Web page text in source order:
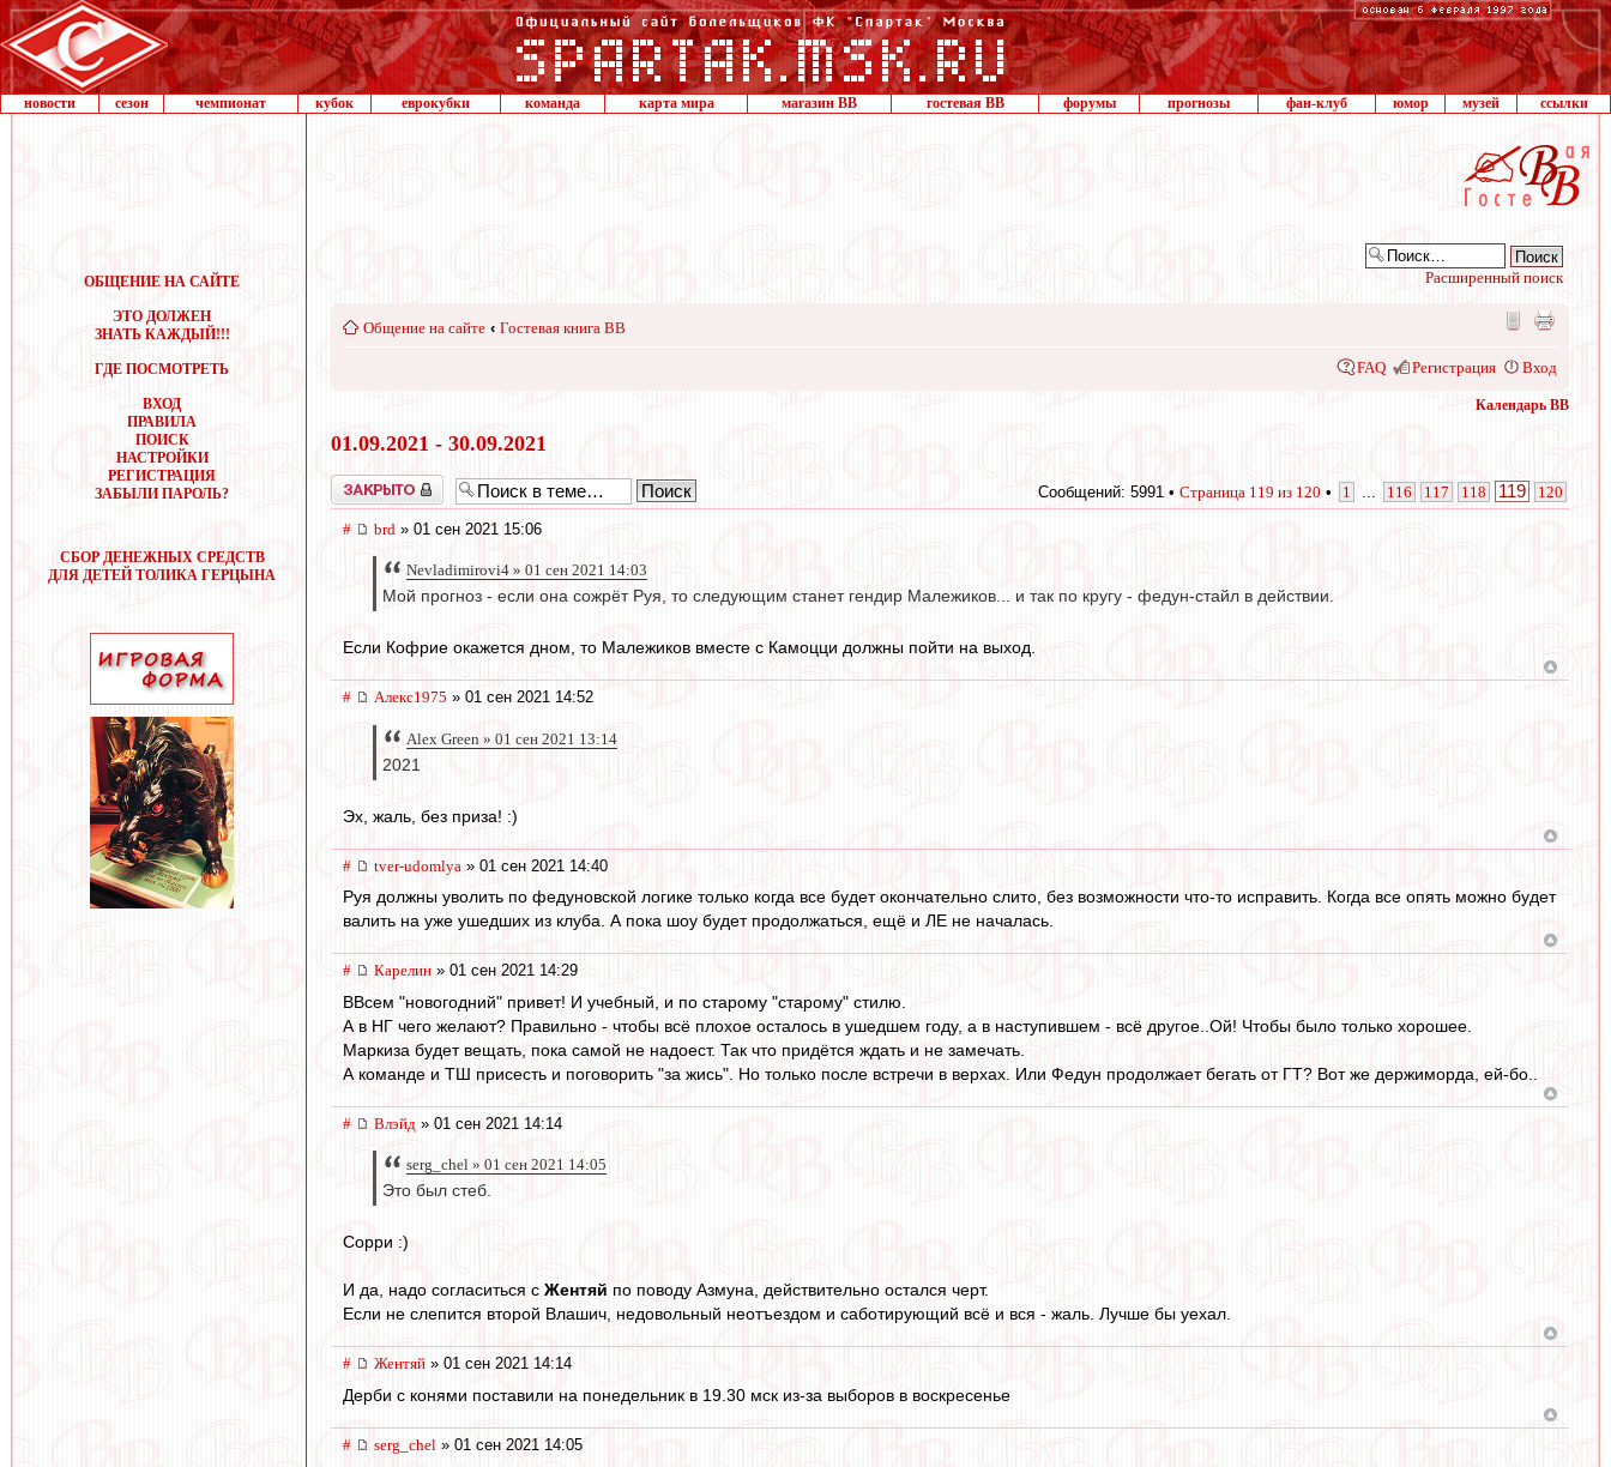
новости сезон чемпионат кубок еврокубки команда карта мира магазин ВВ гостевая ВВ форумы прогнозы фан-клуб юмор музей ссылки
ОБЩЕНИЕ НА САЙТЕ
ЭТО ДОЛЖЕН
ЗНАТЬ КАЖДЫЙ!!!
ГДЕ ПОСМОТРЕТЬ
ВХОД
ПРАВИЛА
ПОИСК
НАСТРОЙКИ
РЕГИСТРАЦИЯ
ЗАБЫЛИ ПАРОЛЬ?
СБОР ДЕНЕЖНЫХ СРЕДСТВ
ДЛЯ ДЕТЕЙ ТОЛИКА ГЕРЦЫНА
Расширенный поиск
Общение на сайте ‹ Гостевая книга ВВ
FAQ Регистрация Вход
Календарь ВВ
01.09.2021 - 30.09.2021
Закрыто Сообщений: 5991 • Страница 119 из 120 • 1 116 117 118 119 120
# brd » 01 сен 2021 15:06
Nevladimirovi4 » 01 сен 2021 14:03
Мой прогноз - если она сожрёт Руя, то следующим станет гендир Малежиков... и так по кругу - федун-стайл в действии.
Если Кофрие окажется дном, то Малежиков вместе с Камоцци должны пойти на выход.
# Алекс1975 » 01 сен 2021 14:52
Alex Green » 01 сен 2021 13:14
2021
Эх, жаль, без приза! :)
# tver-udomlya » 01 сен 2021 14:40
Руя должны уволить по федуновской логике только когда все будет окончательно слито, без возможности что-то исправить. Когда все опять можно будет
валить на уже ушедших из клуба. А пока шоу будет продолжаться, ещё и ЛЕ не началась.
# Карелин » 01 сен 2021 14:29
ВВсем "новогодний" привет! И учебный, и по старому "старому" стилю.
А в НГ чего желают? Правильно - чтобы всё плохое осталось в ушедшем году, а в наступившем - всё другое..Ой! Чтобы было только хорошее.
Маркиза будет вещать, пока самой не надоест. Так что придётся ждать и не замечать.
А команде и ТШ присесть и поговорить "за жись". Но только после встречи в верхах. Или Федун продолжает бегать от ГТ? Вот же держиморда, ей-бо..
# Влэйд » 01 сен 2021 14:14
serg_chel » 01 сен 2021 14:05
Это был стеб.
Сорри :)
И да, надо согласиться с Жентяй по поводу Азмуна, действительно остался черт.
Если не слепится второй Влашич, недовольный неотъездом и саботирующий всё и вся - жаль. Лучше бы уехал.
# Жентяй » 01 сен 2021 14:14
Дерби с конями поставили на понедельник в 19.30 мск из-за выборов в воскресенье
# serg_chel » 01 сен 2021 14:05